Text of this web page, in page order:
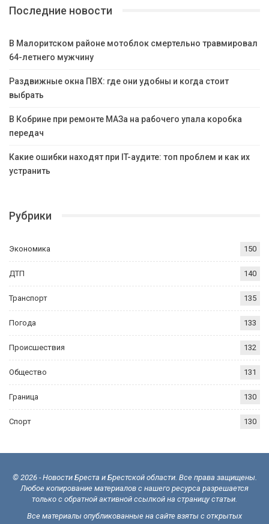
Последние новости
В Малоритском районе мотоблок смертельно травмировал
64-летнего мужчину
Раздвижные окна ПВХ: где они удобны и когда стоит
выбрать
В Кобрине при ремонте МАЗа на рабочего упала коробка
передач
Какие ошибки находят при IT-аудите: топ проблем и как их
устранить
Рубрики
Экономика 150
ДТП 140
Транспорт 135
Погода 133
Происшествия 132
Общество 131
Граница 130
Спорт 130
© 2026 - Новости Бреста и Брестской области. Все права защищены.
Любое копирование материалов с нашего ресурса разрешается
только с обратной активной ссылкой на страницу статьи.
Все материалы опубликованные на сайте взяты с открытых